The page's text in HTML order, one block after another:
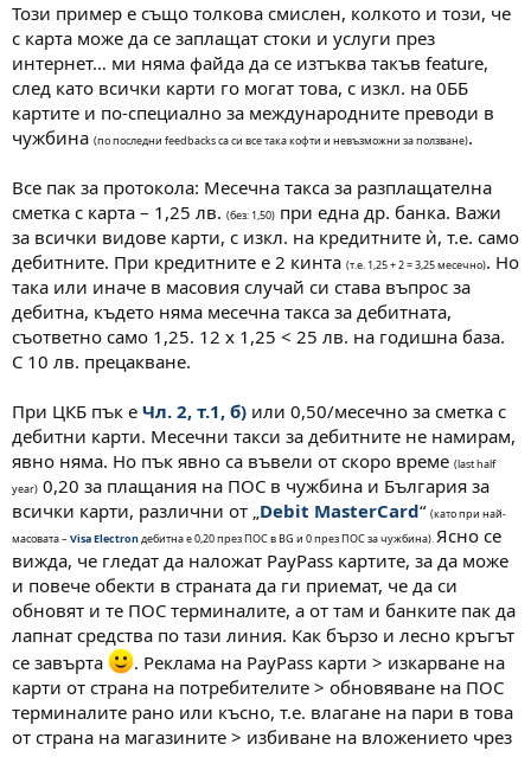
Този пример е също толкова смислен, колкото и този, че
с карта може да се заплащат стоки и услуги през
интернет… ми няма файда да се изтъква такъв feature,
след като всички карти го могат това, с изкл. на 0ББ
картите и по-специално за международните преводи в
чужбина (по последни feedbacks са си все така кофти и невъзможни за ползване).
Все пак за протокола: Месечна такса за разплащателна
сметка с карта – 1,25 лв. (без: 1,50) при една др. банка. Важи
за всички видове карти, с изкл. на кредитните ѝ, т.е. само
дебитните. При кредитните е 2 кинта (т.е. 1,25 + 2 = 3,25 месечно). Но
така или иначе в масовия случай си става въпрос за
дебитна, където няма месечна такса за дебитната,
съответно само 1,25. 12 x 1,25 < 25 лв. на годишна база.
С 10 лв. прецакване.
При ЦКБ пък е Чл. 2, т.1, б) или 0,50/месечно за сметка с
дебитни карти. Месечни такси за дебитните не намирам,
явно няма. Но пък явно са въвели от скоро време (last half
year) 0,20 за плащания на ПОС в чужбина и България за
всички карти, различни от „Debit MasterCard“ (като при най-
масовата –Visa Electronдебитна е 0,20 през ПОС в BG и 0 през ПОС за чужбина).Ясно се
вижда, че гледат да наложат PayPass картите, за да може
и повече обекти в страната да ги приемат, че да си
обновят и те ПОС терминалите, а от там и банките пак да
лапнат средства по тази линия. Как бързо и лесно кръгът
се завърта
. Реклама на PayPass карти > изкарване на
карти от страна на потребителите > обновяване на ПОС
терминалите рано или късно, т.е. влагане на пари в това
от страна на магазините > избиване на вложението чрез